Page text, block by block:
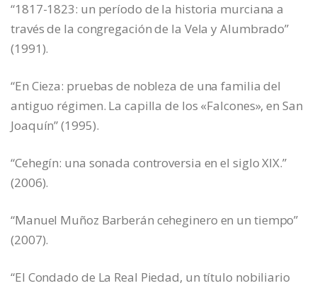
“1817-1823: un período de la historia murciana a
través de la congregación de la Vela y Alumbrado”
(1991).
“En Cieza: pruebas de nobleza de una familia del
antiguo régimen. La capilla de los «Falcones», en San
Joaquín” (1995).
“Cehegín: una sonada controversia en el siglo XIX.”
(2006).
“Manuel Muñoz Barberán ceheginero en un tiempo”
(2007).
“El Condado de La Real Piedad, un título nobiliario